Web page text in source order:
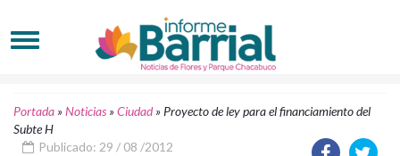
Portada »Noticias »Ciudad» Proyecto de ley para el financiamiento del
Subte H
Publicado: 29 / 08 /2012